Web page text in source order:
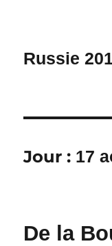
Russie
Jour : 17
De la